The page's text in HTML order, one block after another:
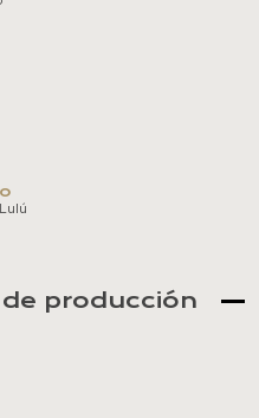
producción